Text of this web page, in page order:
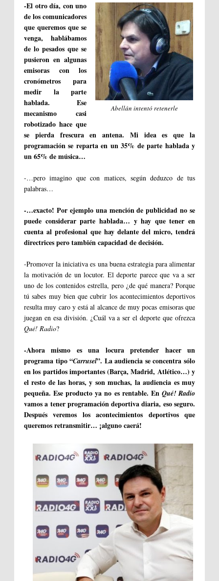
Abellán intentó retenerle
-El otro día, con uno
de los comunicadores
que queremos que se
venga, hablábamos
de lo pesados que se
pusieron en algunas
emisoras con los
cronómetros para
medir la parte
hablada. Ese
mecanismo casi
robotizado hace que
se pierda frescura en antena. Mi idea es que la
programación se reparta en un 35% de parte hablada y
un 65% de música…
-…pero imagino que con matices, según deduzco de tus
palabras…
-…exacto! Por ejemplo una mención de publicidad no se
puede considerar parte hablada… y hay que tener en
cuenta al profesional que hay delante del micro, tendrá
directrices pero también capacidad de decisión.
-Promover la iniciativa es una buena estrategia para alimentar
la motivación de un locutor. El deporte parece que va a ser
uno de los contenidos estrella, pero ¿de qué manera? Porque
tú sabes muy bien que cubrir los acontecimientos deportivos
resulta muy caro y está al alcance de muy pocas emisoras que
juegan en esa división. ¿Cuál va a ser el deporte que ofrezca
Qué! Radio?
-Ahora mismo es una locura pretender hacer un
programa tipo “Carrusel”. La audiencia se concentra sólo
en los partidos importantes (Barça, Madrid, Atlético…) y
el resto de las horas, y son muchas, la audiencia es muy
pequeña. Ese producto ya no es rentable. En Qué! Radio
vamos a tener programación deportiva diaria, eso seguro.
Después veremos los acontecimientos deportivos que
queremos retransmitir… ¡alguno caerá!